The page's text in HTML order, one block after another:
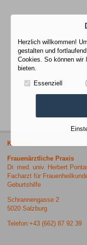
Kontakt
Frauenärztliche Praxis
Dr. med. univ. Herbert
Facharzt für
Geburtshilfe
Schrannengasse 2
5020 Salzburg
Telefon:+43 (662) 87 92 39
Herzlich willkommen!
gestalten und
Cookies. So können wir
bieten.
Essenziell